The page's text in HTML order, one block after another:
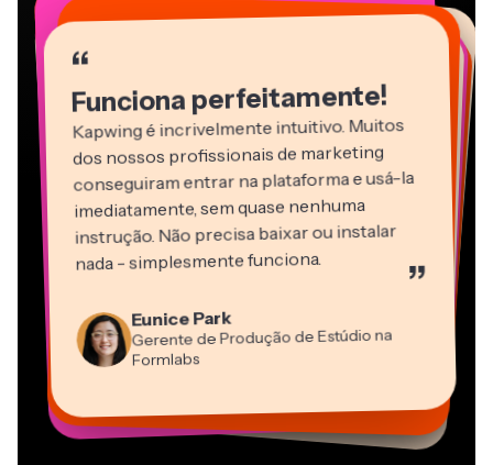
“
Funciona perfeitamente!
Kapwing é incrivelmente intuitivo. Muitos
dos nossos profissionais de marketing
conseguiram entrar na plataforma e usá-la
imediatamente, sem quase nenhuma
instrução. Não precisa baixar ou instalar
nada - simplesmente funciona. ”
Eunice Park
Gerente de Produção de Estúdio na
Formlabs
“
Vannesia Darby
“
Grant Taleck
Panos Papagapiou
Sócio-Diretor na EPATHLON
“
Kerry-lee Farla
Gracie Peng
Diretor de Conteúdo
“
Martin James
Heidi Rae
Educação
“
Natasha Ball
Consultor
“
Mitch Rawlings
“
Dina Segovia
Freelancer Virtual